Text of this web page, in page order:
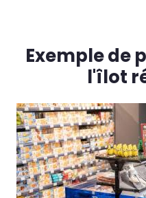
Exemple de
l'îlot